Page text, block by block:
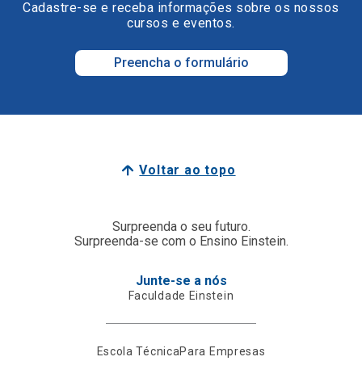
Cadastre-se e receba informações sobre os nossos
cursos e eventos.
Preencha o formulário
Voltar ao topo
Surpreenda o seu futuro.
Surpreenda-se com o Ensino Einstein.
Junte-se a nós
Faculdade Einstein
Escola TécnicaPara Empresas